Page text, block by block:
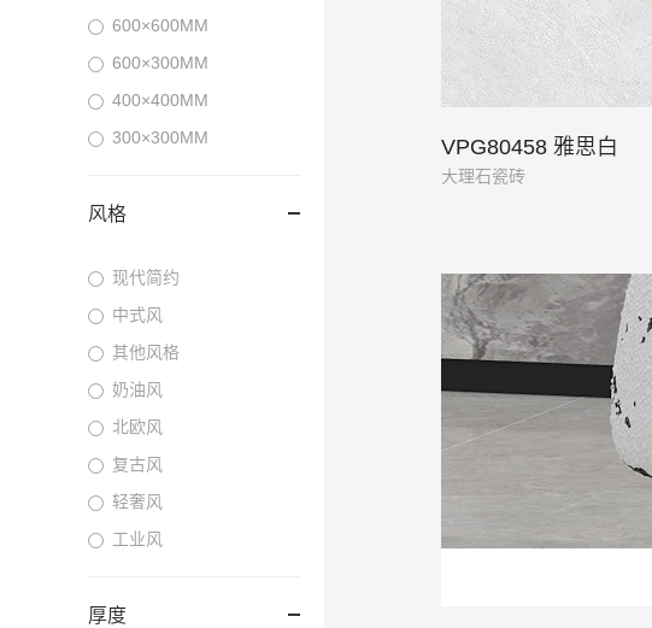
VPG80458 雅思白
大理石瓷砖
600×600MM
600×300MM
400×400MM
300×300MM
风格
现代简约
中式风
其他风格
奶油风
北欧风
复古风
轻奢风
工业风
厚度